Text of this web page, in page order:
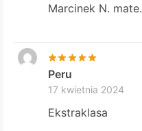
Marcinek N. mate.
Peru
17 kwietnia 2024
Ekstraklasa